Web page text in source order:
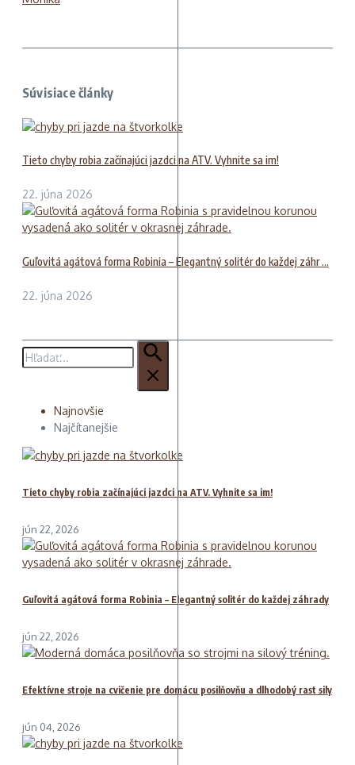
Súvisiace články
Tieto chyby robia začínajúci jazdci na ATV. Vyhnite sa im!
22. júna 2026
Guľovitá agátová forma Robinia – Elegantný solitér do každej záhr ...
22. júna 2026
Hľadať:
Najnovšie
Najčítanejšie
Tieto chyby robia začínajúci jazdci na ATV. Vyhnite sa im!
jún 22, 2026
Guľovitá agátová forma Robinia – Elegantný solitér do každej záhrady
jún 22, 2026
Efektívne stroje na cvičenie pre domácu posilňovňu a dlhodobý rast sily
jún 04, 2026